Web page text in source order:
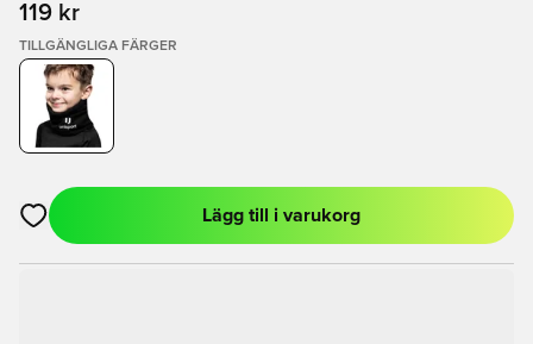
119 kr
TILLGÄNGLIGA FÄRGER
Öppnar en Modal för att logga in eller registrera dig som
Lägg till i varukorg